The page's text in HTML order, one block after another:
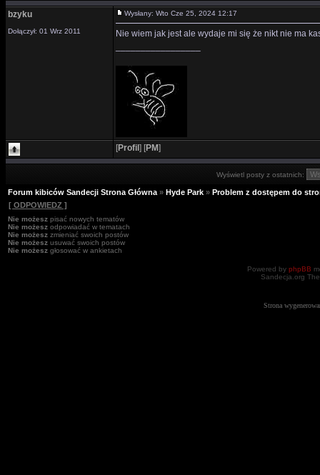
bzyku
Dołączył: 01 Wrz 2011
Wysłany: Wto Cze 25, 2024 12:17
Nie wiem jak jest ale wydaje mi się że nikt nie ma
[Profil ] [PM]
Wyświetl posty z ostatnich:
Forum kibiców Sandecji Strona Główna » Hyde Park » Problem z dostępem do
[ ODPOWIEDZ ]
Nie możesz pisać nowych tematów
Nie możesz odpowiadać w tematach
Nie możesz zmieniać swoich postów
Nie możesz usuwać swoich postów
Nie możesz głosować w ankietach
Powered by phpBB
Sandecja.org
Strona